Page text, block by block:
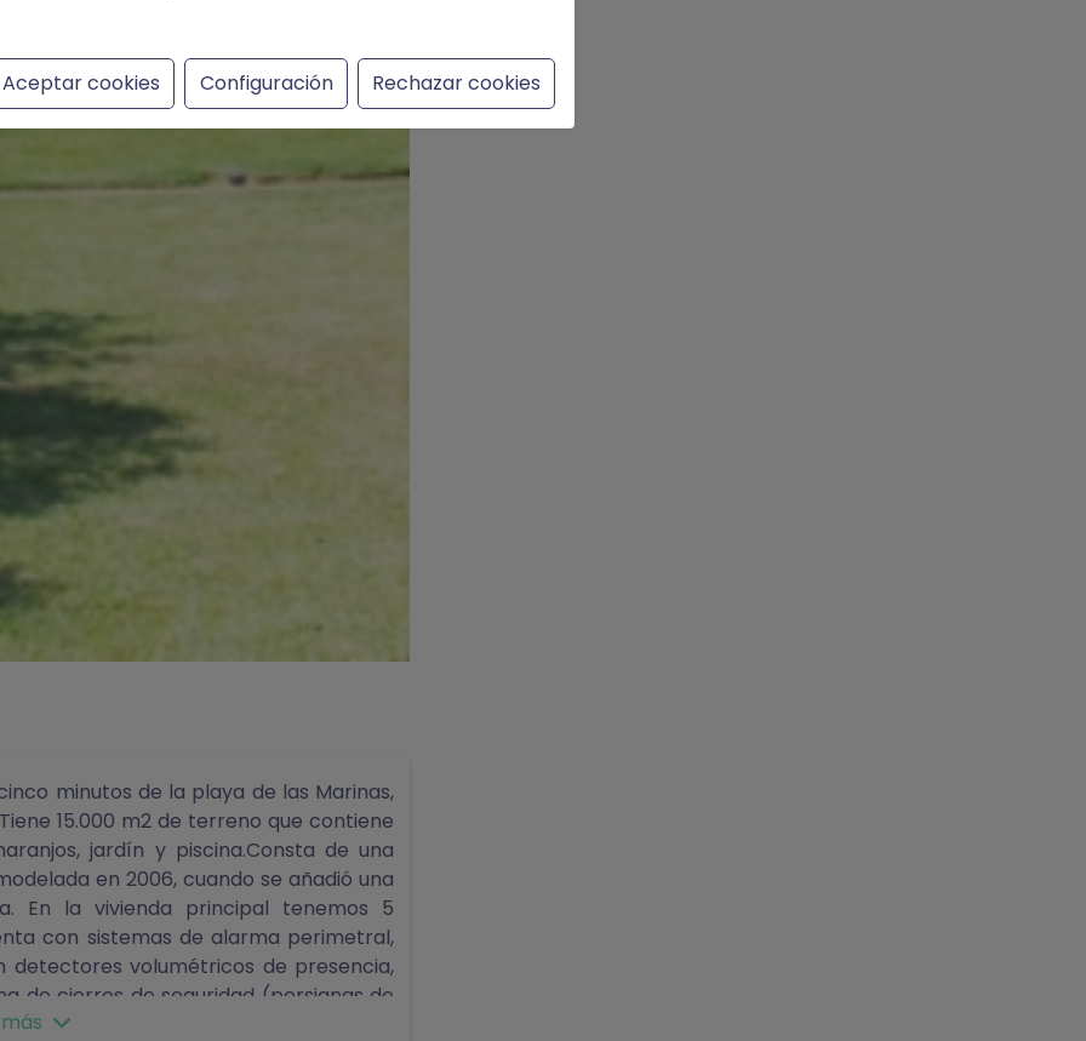
minutos de la playa de las Marinas,
15.000 m2 de terreno que contiene
jardín y piscina.Consta de una
en 2006, cuando se añadió una
En la vivienda principal tenemos 5
con sistemas de alarma perimetral,
volumétricos de presencia,
de cierres de seguridad (persianas de
de riego con pozo propio,
Aceptar cookies Configuración Rechazar cookies